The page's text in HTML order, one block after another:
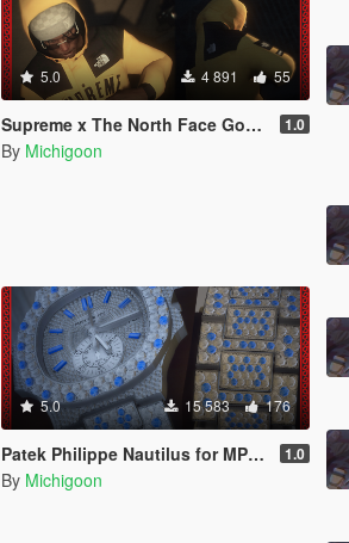
5.0 4 891 55
Supreme x The North Face Goretex Jacket for MP Male 1.0
By Michigoon
5.0 15 583 176
Patek Philippe Nautilus for MP Male 1.0
By Michigoon